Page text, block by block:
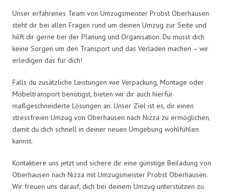
Unser erfahrenes Team von Umzugsmeister Probst Oberhausen
steht dir bei allen Fragen rund um deinen Umzug zur Seite und
hilft dir gerne bei der Planung und Organisation. Du musst dich
keine Sorgen um den Transport und das Verladen machen – wir
erledigen das für dich!
Falls du zusätzliche Leistungen wie Verpackung, Montage oder
Möbeltransport benötigst, bieten wir dir auch hierfür
maßgeschneiderte Lösungen an. Unser Ziel ist es, dir einen
stressfreien Umzug von Oberhausen nach Nizza zu ermöglichen,
damit du dich schnell in deiner neuen Umgebung wohlfühlen
kannst.
Kontaktiere uns jetzt und sichere dir eine günstige Beiladung von
Oberhausen nach Nizza mit Umzugsmeister Probst Oberhausen.
Wir freuen uns darauf, dich bei deinem Umzug unterstützen zu